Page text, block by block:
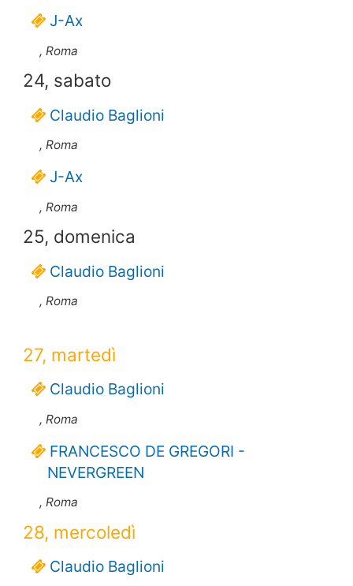
J-Ax
, Roma
24, sabato
Claudio Baglioni
, Roma
J-Ax
, Roma
25, domenica
Claudio Baglioni
, Roma
27, martedì
Claudio Baglioni
, Roma
FRANCESCO DE GREGORI -
NEVERGREEN
, Roma
28, mercoledì
Claudio Baglioni